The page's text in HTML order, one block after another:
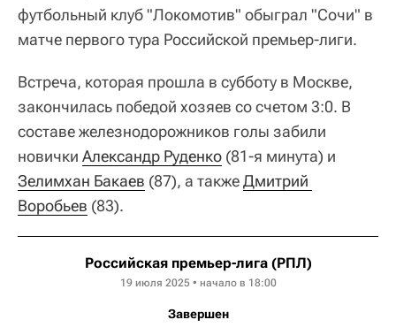
футбольный клуб "Локомотив" обыграл "Сочи" в
матче первого тура Российской премьер-лиги.
Встреча, которая прошла в субботу в Москве,
закончилась победой хозяев со счетом 3:0. В
составе железнодорожников голы забили
новички Александр Руденко (81-я минута) и
Зелимхан Бакаев (87), а такжеДмитрий
Воробьев (83).
Российская премьер-лига (РПЛ)
19 июля 2025 • начало в 18:00
Завершен